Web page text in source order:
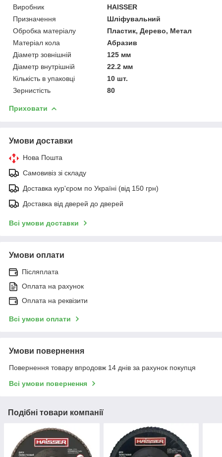
Виробник
HAISSER
Призначення
Шліфувальний
Обробка матеріалу
Пластик, Дерево, Метал
Матеріал кола
Абразив
Діаметр зовнішній
125 мм
Діаметр внутрішній
22.2 мм
Кількість в упаковці
10 шт.
Зернистість
80
Приховати
Умови доставки
Нова Пошта
Самовивіз зі складу
Доставка кур'єром по Україні (від 150 грн)
Доставка від дверей до дверей
Всі умови доставки
Умови оплати
Післяплата
Оплата на рахунок
Оплата на реквізити
Всі умови оплати
Умови повернення
Повернення товару впродовж 14 днів за рахунок покупця
Всі умови повернення
Подібні товари компанії